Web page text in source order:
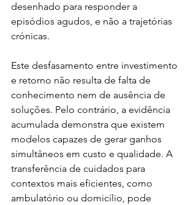
desenhado para responder a
episódios agudos, e não a trajetórias
crónicas.
Este desfasamento entre investimento
e retorno não resulta de falta de
conhecimento nem de ausência de
soluções. Pelo contrário, a evidência
acumulada demonstra que existem
modelos capazes de gerar ganhos
simultâneos em custo e qualidade. A
transferência de cuidados para
contextos mais eficientes, como
ambulatório ou domicílio, pode